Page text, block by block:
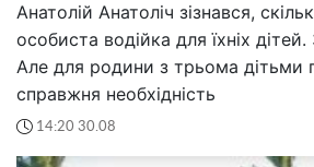
Анатолій Анатоліч зізнався,
особиста водійка для їхніх
Але для родини з трьома дітьми
справжня необхідність
14:20 30.08